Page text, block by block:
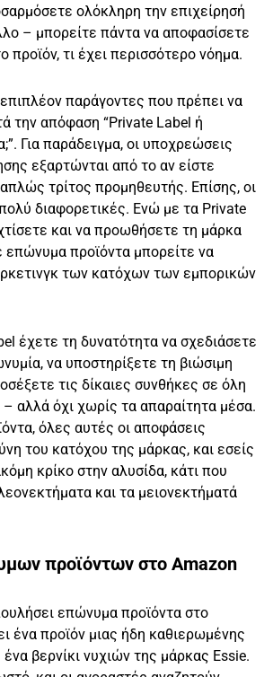
ολόκληρη την επιχείρησή
– μπορείτε πάντα να αποφασίσετε
προϊόν, τι έχει περισσότερο νόημα.
παράγοντες που πρέπει να
την απόφαση “Private Label ή
Για παράδειγμα, οι υποχρεώσεις
εξαρτώνται από το αν είστε
τρίτος προμηθευτής. Επίσης, οι
διαφορετικές. Ενώ με τα Private
και να προωθήσετε τη μάρκα
επώνυμα προϊόντα μπορείτε να
των κατόχων των εμπορικών
έχετε τη δυνατότητα να σχεδιάσετε
να υποστηρίξετε τη βιώσιμη
τις δίκαιες συνθήκες σε όλη
– αλλά όχι χωρίς τα απαραίτητα μέσα.
όλες αυτές οι αποφάσεις
του κατόχου της μάρκας, και εσείς
κρίκο στην αλυσίδα, κάτι που
και τα μειονεκτήματά
προϊόντων στο Amazon
επώνυμα προϊόντα στο
ένα προϊόν μιας ήδη καθιερωμένης
βερνίκι νυχιών της μάρκας Essie.